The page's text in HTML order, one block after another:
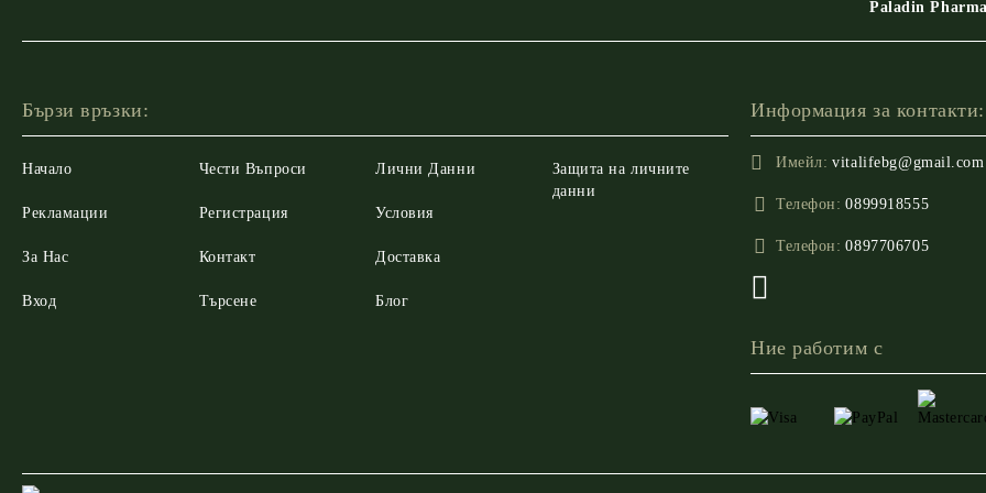
Paladin
Бързи връзки:
Начало
Рекламации
За Нас
Вход
Чести Въпроси
Регистрация
Контакт
Търсене
Лични Данни
Условия
Доставка
Блог
Защита на личните
данни
Информация за контакти:
Имейл: vitalifebg@gmail.com
Телефон: 0899918555
Телефон: 0897706705
Ние работим с